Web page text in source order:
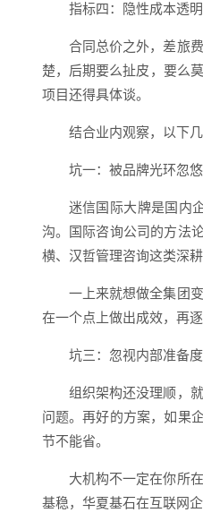
指标四：隐性成本透
合同总价之外，差旅
楚，后期要么扯皮，要么
项目还得具体谈。
结合业内观察，以下
坑一：被品牌光环忽悠
迷信国际大牌是国内
沟。国际咨询公司的方法
横、汉哲管理咨询这类深
一上来就想做全集团
在一个点上做出成效，再
坑三：忽视内部准备度
组织架构还没理顺，
问题。再好的方案，如果
节不能省。
大机构不一定在你所
基稳，华夏基石在互联网